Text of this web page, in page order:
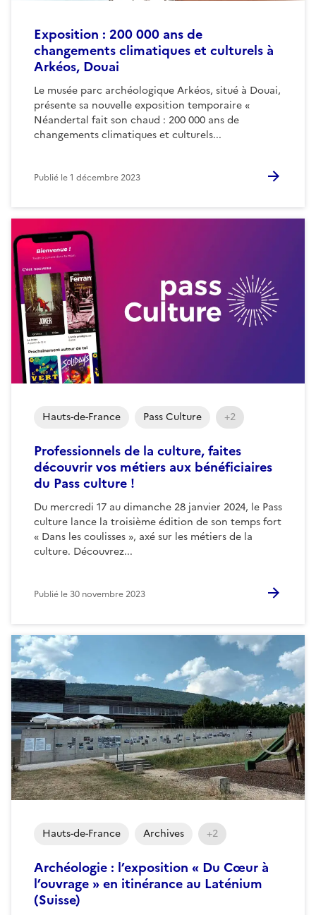
Exposition : 200 000 ans de
changements climatiques et culturels à
Arkéos, Douai
Le musée parc archéologique Arkéos, situé à Douai,
présente sa nouvelle exposition temporaire «
Néandertal fait son chaud : 200 000 ans de
changements climatiques et culturels...
Publié le1 décembre 2023
Professionnels de la culture, faites
découvrir vos métiers aux bénéficiaires
du Pass culture !
Du mercredi 17 au dimanche 28 janvier 2024, le Pass
culture lance la troisième édition de son temps fort
« Dans les coulisses », axé sur les métiers de la
culture. Découvrez...
Hauts-de-France Pass Culture +2
Publié le30 novembre 2023
Archéologie : l’exposition « Du Cœur à
l’ouvrage » en itinérance au Laténium
(Suisse)
Hauts-de-France Archives +2